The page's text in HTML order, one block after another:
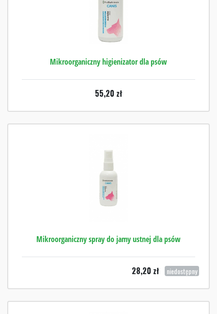
Mikroorganiczny higienizator dla psów
55,20 zł
Mikroorganiczny spray do jamy ustnej dla psów
28,20 zł niedostępny